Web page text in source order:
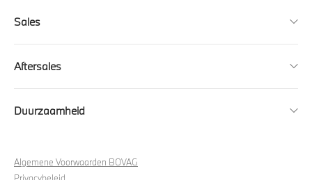
Sales
Aftersales
Duurzaamheid
Algemene Voorwaarden BOVAG
Privacybeleid